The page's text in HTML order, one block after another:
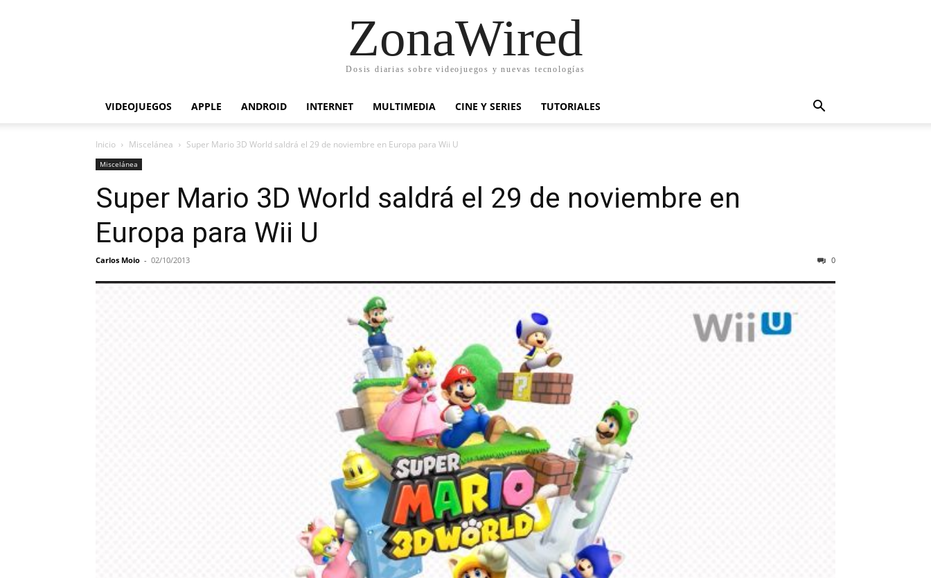
ZonaWired
Dosis diarias sobre videojuegos y nuevas tecnologías
VIDEOJUEGOS APPLE ANDROID INTERNET MULTIMEDIA CINE Y SERIES TUTORIALES
Inicio Miscelánea Super Mario 3D World saldrá el 29 de noviembre en Europa para Wii U
Miscelánea
Super Mario 3D World saldrá el 29 de noviembre en
Europa para Wii U
Carlos Moio - 02/10/2013 0